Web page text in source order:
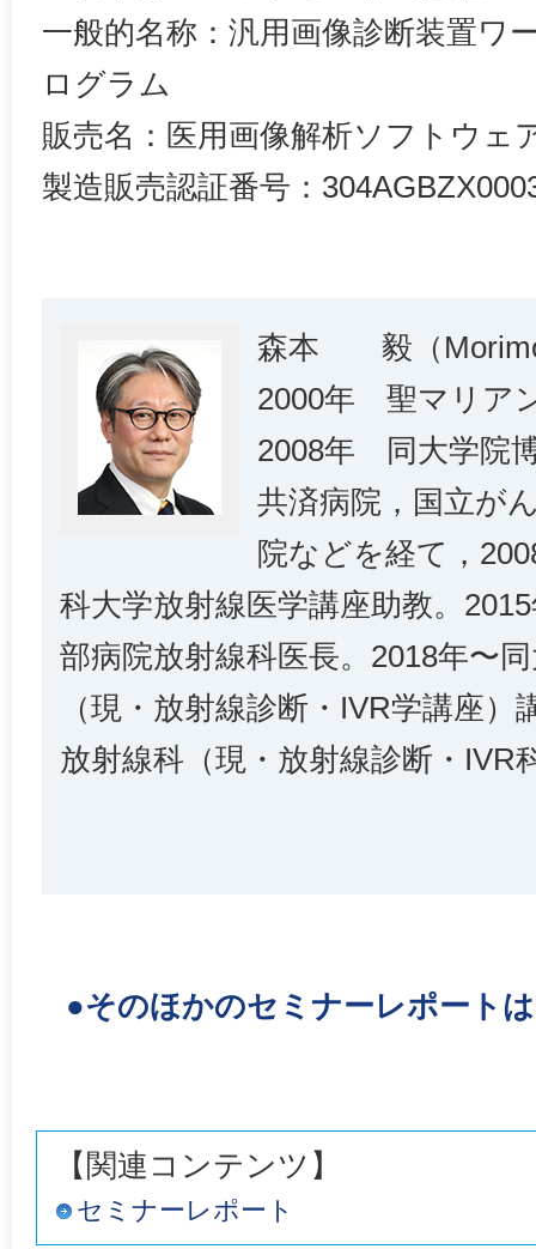
一般的名称：汎用画像診断装置ワ
ログラム
販売名：医用画像解析ソフトウェ
製造販売認証番号：
森本 毅（
2000年 聖マリア
2008年 同大学院
共済病院，国立が
院などを経て，
科大学放射線医学講座助教。
部病院放射線科医長。2018年〜
（現・放射線診断・IVR学講座）
放射線科（現・放射線診断・IVR
●そのほかのセミナーレポート
【関連コンテンツ】
セミナーレポート